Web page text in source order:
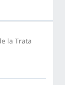
la Trata